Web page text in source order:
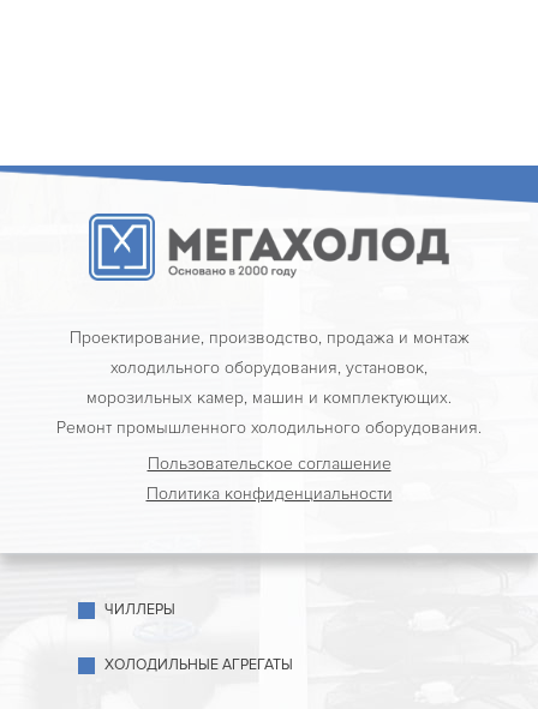
Проектирование, производство, продажа и монтаж
холодильного оборудования, установок,
морозильных камер, машин и комплектующих.
Ремонт промышленного холодильного оборудования.
Пользовательское соглашение
Политика конфиденциальности
ЧИЛЛЕРЫ
ХОЛОДИЛЬНЫЕ АГРЕГАТЫ